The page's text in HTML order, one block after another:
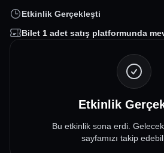
Etkinlik Gerçekleşti
Bilet 1 adet satış platformunda
Etkinlik
Bu etkinlik sona erdi.
sayfamızı takip